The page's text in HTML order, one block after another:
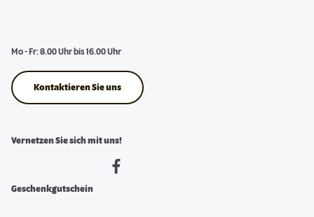
Mo - Fr: 8.00 Uhr bis 16.00 Uhr
Kontaktieren Sie uns
Vernetzen Sie sich mit uns!
Geschenkgutschein